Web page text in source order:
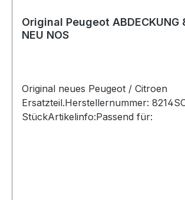
Original Peugeot ABDECKUNG
NEU NOS
Original neues Peugeot / Citroen
Ersatzteil.Herstellernummer:
StückArtikelinfo:Passend für: